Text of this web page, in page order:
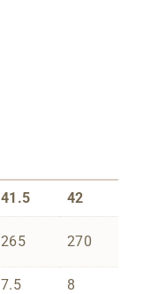
41.5 42
265 270
7.5 8